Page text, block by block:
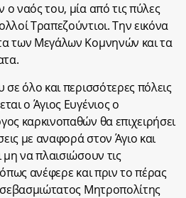
ναός του, μία από τις πύλες
Τραπεζούντιοι. Την εικόνα
των Μεγάλων Κομνηνών και τα
όλο και περισσότερες πόλεις
ο Άγιος Ευγένιος ο
καρκινοπαθών θα επιχειρήσει
με αναφορά στον Άγιο και
μη να πλαισιώσουν τις
ανέφερε και πριν το πέρας
σεβασμιώτατος Μητροπολίτης